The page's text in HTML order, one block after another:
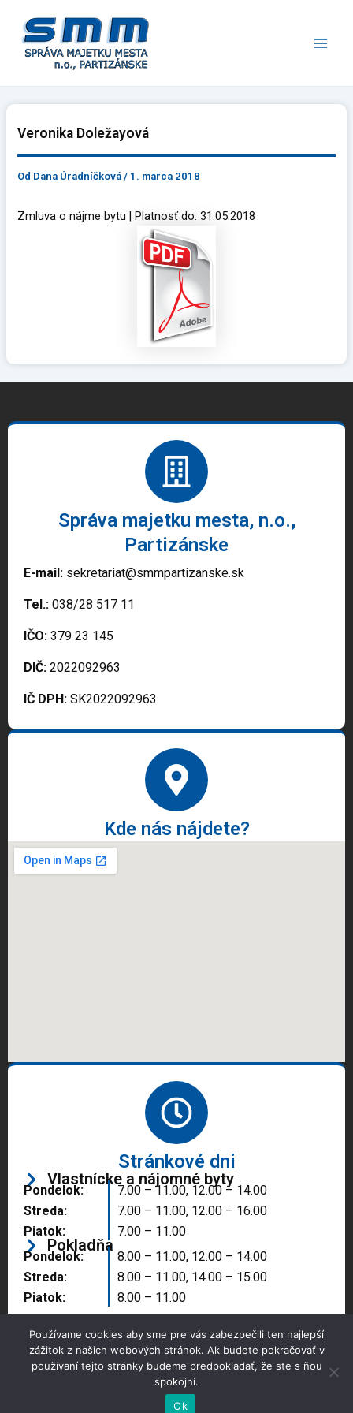
obsah
Veronika Doležayová
Od Dana Úradníčková/ 1. marca 2018
Zmluva o nájme bytu | Platnosť do: 31.05.2018
Správa majetku mesta, n.o.,
Partizánske
E-mail: sekretariat@smmpartizanske.sk
Tel.: 038/28 517 11
IČO: 379 23 145
DIČ: 2022092963
IČ DPH: SK2022092963
Kde nás nájdete?
Stránkové dni
Vlastnícke a nájomné byty
Pondelok:
Streda:
Piatok:
7.00 – 11.00, 12.00 – 14.00
7.00 – 11.00, 12.00 – 16.00
7.00 – 11.00
Pokladňa
Pondelok:
Streda:
Piatok:
8.00 – 11.00, 12.00 – 14.00
8.00 – 11.00, 14.00 – 15.00
8.00 – 11.00
Copyright © 2025 Správa majetku mesta, n.o.,
Partizánske
Používame cookies aby sme pre vás zabezpečili ten najlepší
zážitok z našich webových stránok. Ak budete pokračovať v
používaní tejto stránky budeme predpokladať, že ste s ňou
spokojní.
Ok